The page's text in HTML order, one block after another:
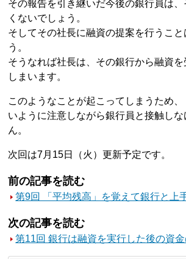
その報告を引き継いだ今後の銀行員は
くないでしょう。
そしてその社長に融資の提案を行うこと
う。
そうなれば社長は、その銀行から融資
しまいます。
このようなことが起こってしまうため
いように注意しながら銀行員と接触し
ん。
次回は7月15日（火）更新予定です。
前の記事を読む
第9回 「平均残高」を覚えて銀行と上
次の記事を読む
第11回 銀行は融資を実行した後の資